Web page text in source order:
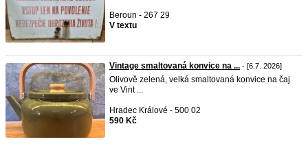
Beroun - 267 29
V textu
Vintage smaltovaná konvice na ... - [6.7. 2026]
Olivově zelená, velká smaltovaná konvice na čaj
ve Vint ...
Hradec Králové - 500 02
590 Kč